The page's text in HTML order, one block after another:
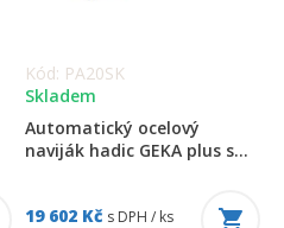
Kód: PA20SK
Skladem
Automatický ocelový
naviják hadic GEKA plus s...
19 602 Kč s DPH / ks